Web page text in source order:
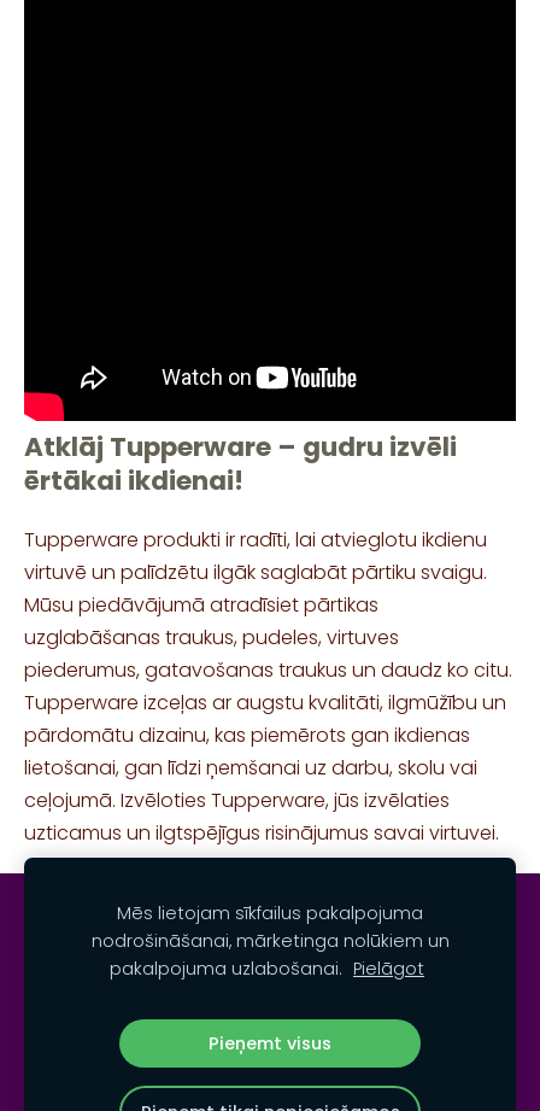
Atklāj Tupperware – gudru izvēli
ērtākai ikdienai!
Tupperware produkti ir radīti, lai atvieglotu ikdienu
virtuvē un palīdzētu ilgāk saglabāt pārtiku svaigu.
Mūsu piedāvājumā atradīsiet pārtikas
uzglabāšanas traukus, pudeles, virtuves
piederumus, gatavošanas traukus un daudz ko citu.
Tupperware izceļas ar augstu kvalitāti, ilgmūžību un
pārdomātu dizainu, kas piemērots gan ikdienas
lietošanai, gan līdzi ņemšanai uz darbu, skolu vai
ceļojumā. Izvēloties Tupperware, jūs izvēlaties
uzticamus un ilgtspējīgus risinājumus savai virtuvei.
KONTAKTI NOTEIKUMI SĪKDATNES
TUPPERWARE IZPLATĪTĀJS LATVIJĀ SIA''MAXFUN''
©2005-2026
Mēs lietojam sīkfailus pakalpojuma
nodrošināšanai, mārketinga nolūkiem un
pakalpojuma uzlabošanai. Pielāgot
Pieņemt visus